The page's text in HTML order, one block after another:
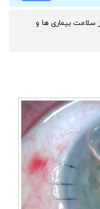
سلامت بیماری ها و